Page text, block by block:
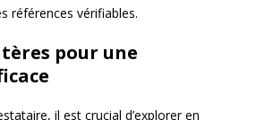
références vérifiables.
pour une
il est crucial d’explorer en